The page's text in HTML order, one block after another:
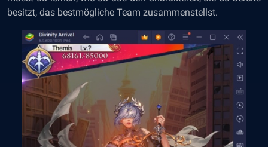
besitzt, das bestmögliche Team zusammenstellst.